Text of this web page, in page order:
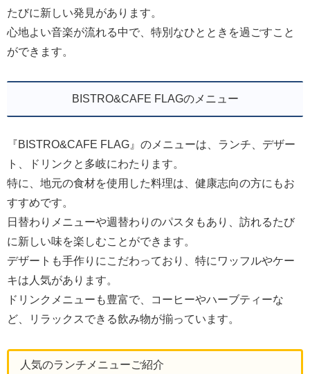
たびに新しい発見があります。
心地よい音楽が流れる中で、特別なひとときを過ごすこと
ができます。
BISTRO&CAFE FLAGのメニュー
『BISTRO&CAFE FLAG』のメニューは、ランチ、デザー
ト、ドリンクと多岐にわたります。
特に、地元の食材を使用した料理は、健康志向の方にもお
すすめです。
日替わりメニューや週替わりのパスタもあり、訪れるたび
に新しい味を楽しむことができます。
デザートも手作りにこだわっており、特にワッフルやケー
キは人気があります。
ドリンクメニューも豊富で、コーヒーやハーブティーな
ど、リラックスできる飲み物が揃っています。
人気のランチメニューご紹介